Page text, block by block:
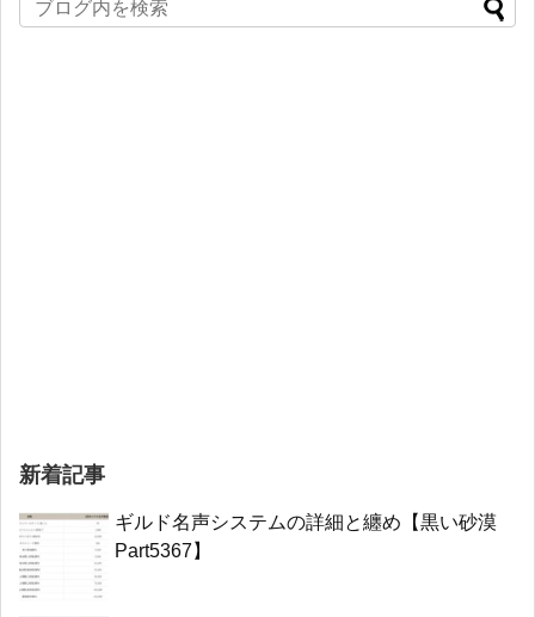
新着記事
ギルド名声システムの詳細と纏め【黒い砂漠
Part5367】